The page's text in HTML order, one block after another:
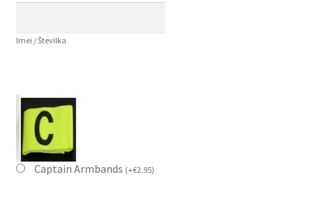
Imei / Številka
Captain Armbands (+€2.95)